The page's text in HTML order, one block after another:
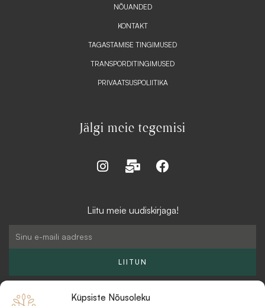
Küpsiste Nõusoleku
NÕUANDED
KONTAKT
TAGASTAMISE TINGIMUSED
TRANSPORDITINGIMUSED
PRIVAATSUSPOLIITIKA
Jälgi meie tegemisi
I
a
M
a
-
l
k
F
b
Liitu meie uudiskirjaga!
Email
LIITUN